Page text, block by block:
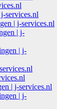
services.nl
| j-services.nl
| j-
| j-
| j-services.nl
| j-